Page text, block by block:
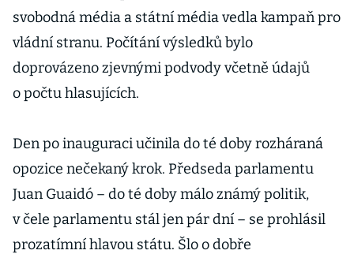
svobodná média a státní média vedla kampaň pro
vládní stranu. Počítání výsledků bylo
doprovázeno zjevnými podvody včetně údajů
o počtu hlasujících.
Den po inauguraci učinila do té doby rozháraná
opozice nečekaný krok. Předseda parlamentu
Juan Guaidó – do té doby málo známý politik,
v čele parlamentu stál jen pár dní – se prohlásil
prozatímní hlavou státu. Šlo o dobře